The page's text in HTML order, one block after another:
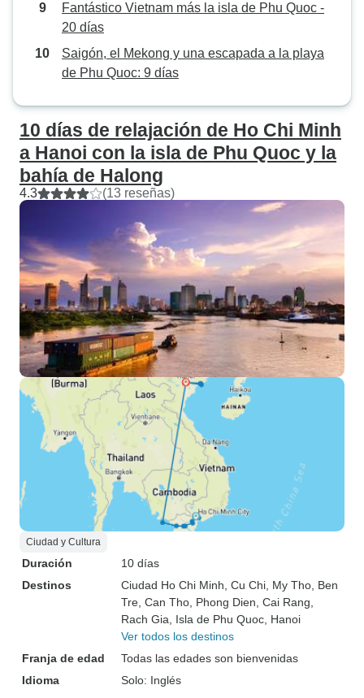
Fantástico Vietnam más la isla de Phu Quoc -
20 días
Saigón, el Mekong y una escapada a la playa
de Phu Quoc: 9 días
10 días de relajación de Ho Chi Minh
a Hanoi con la isla de Phu Quoc y la
bahía de Halong
4.3 (13 reseñas)
Ciudad y Cultura
Duración
10 días
Destinos
Ciudad Ho Chi Minh , Cu Chi , My Tho , Ben
Tre , Can Tho , Phong Dien , Cai Rang
Rach Gia , Isla de Phu Quoc , Hanoi
Ver todos los destinos
Franja de edad
Todas las edades son bienvenidas
Idioma
Solo: Inglés